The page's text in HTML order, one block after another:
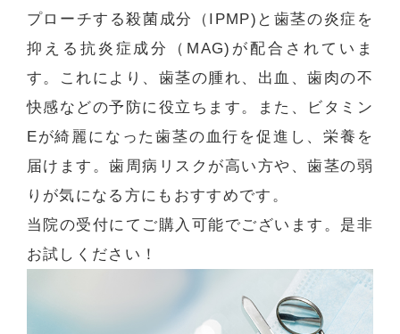
プローチする殺菌成分（IPMP)と歯茎の炎症を
抑える抗炎症成分（MAG)が配合されていま
す。これにより、歯茎の腫れ、出血、歯肉の不
快感などの予防に役立ちます。また、ビタミン
Eが綺麗になった歯茎の血行を促進し、栄養を
届けます。歯周病リスクが高い方や、歯茎の弱
りが気になる方にもおすすめです。
当院の受付にてご購入可能でございます。是非
お試しください！